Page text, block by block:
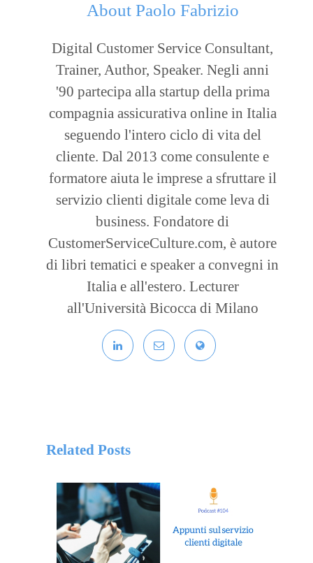
About Paolo Fabrizio
Digital Customer Service Consultant,
Trainer, Author, Speaker. Negli anni
'90 partecipa alla startup della prima
compagnia assicurativa online in Italia
seguendo l'intero ciclo di vita del
cliente. Dal 2013 come consulente e
formatore aiuta le imprese a sfruttare il
servizio clienti digitale come leva di
business. Fondatore di
CustomerServiceCulture.com, è autore
di libri tematici e speaker a convegni in
Italia e all'estero. Lecturer
all'Università Bicocca di Milano
Related Posts